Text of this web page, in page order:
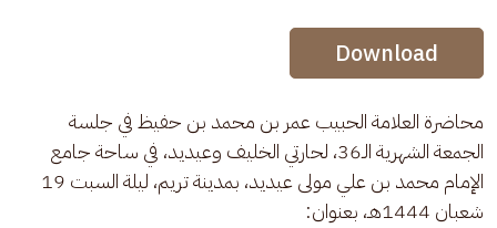
Audio Stream
Download
محاضرة العلامة الحبيب عمر بن محمد بن حفيظ في جلسة
الجمعة الشهرية الـ36، لحارتي الخليف وعيديد، في ساحة جامع
الإمام محمد بن علي مولى عيديد، بمدينة تريم، ليلة السبت 19
شعبان 1444هـ، بعنوان: